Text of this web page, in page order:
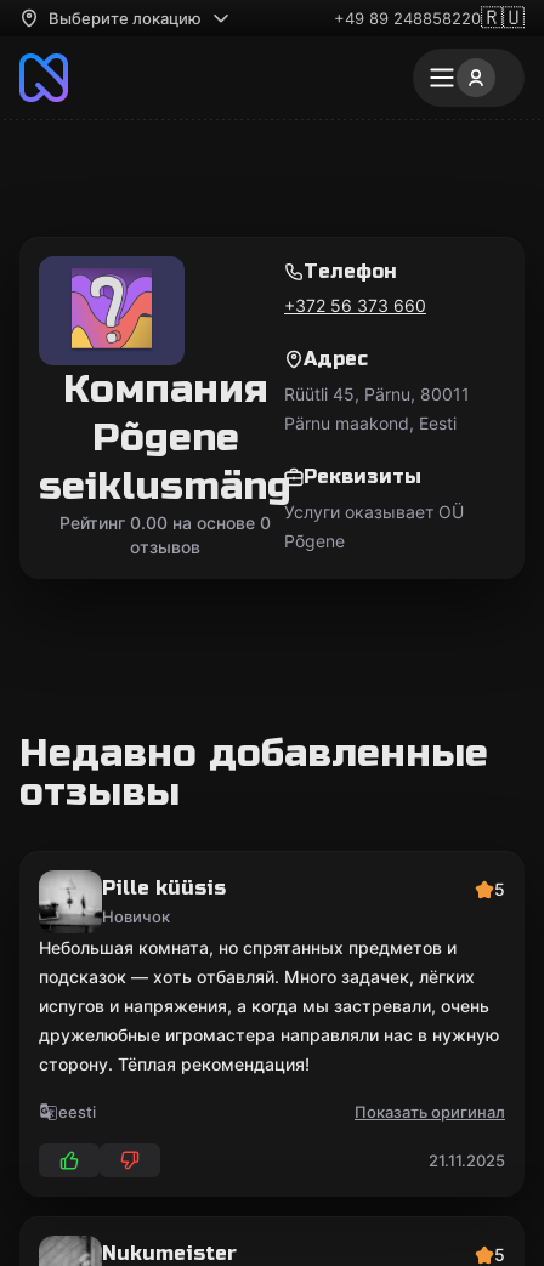
Выберите локацию +49 89 248858220🇷🇺
Компания
Põgene
seiklusmäng
Рейтинг 0.00 на основе 0
отзывов
Телефон
+372 56 373 660
Адрес
Rüütli 45, Pärnu, 80011
Pärnu maakond, Eesti
Реквизиты
Услуги оказывает OÜ
Põgene
Недавно добавленные
отзывы
Pille küüsis
Новичок
5
Небольшая комната, но спрятанных предметов и
подсказок — хоть отбавляй. Много задачек, лёгких
испугов и напряжения, а когда мы застревали, очень
дружелюбные игромастера направляли нас в нужную
сторону. Тёплая рекомендация!
eesti Показать оригинал
21.11.2025
Nukumeister 5